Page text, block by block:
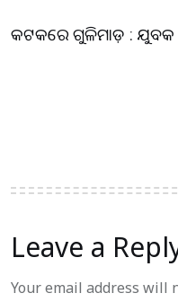
କଟକରେ ଗୁଳିମାଡ଼ :
Leave a
Your email address will